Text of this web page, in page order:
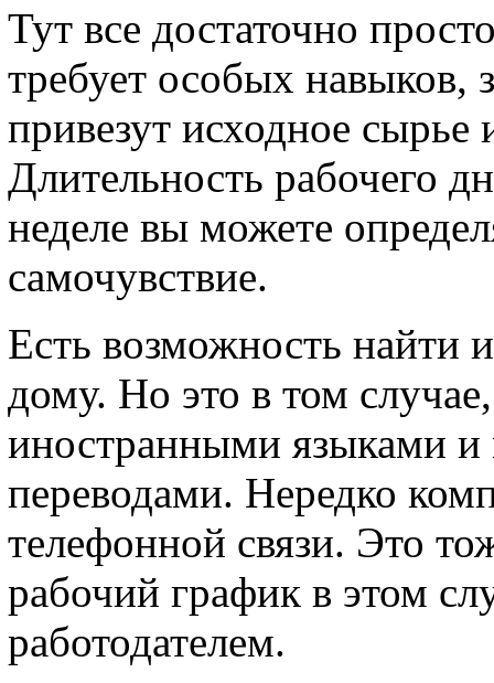
Тут все достаточно
требует особых
привезут исходное
Длительность рабочего
неделе вы можете
самочувствие.
Есть возможность найти
дому. Но это в том
иностранными языками и
переводами. Нередко
телефонной связи. Это
рабочий график в этом
работодателем.